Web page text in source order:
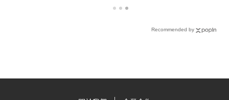
Recommended by